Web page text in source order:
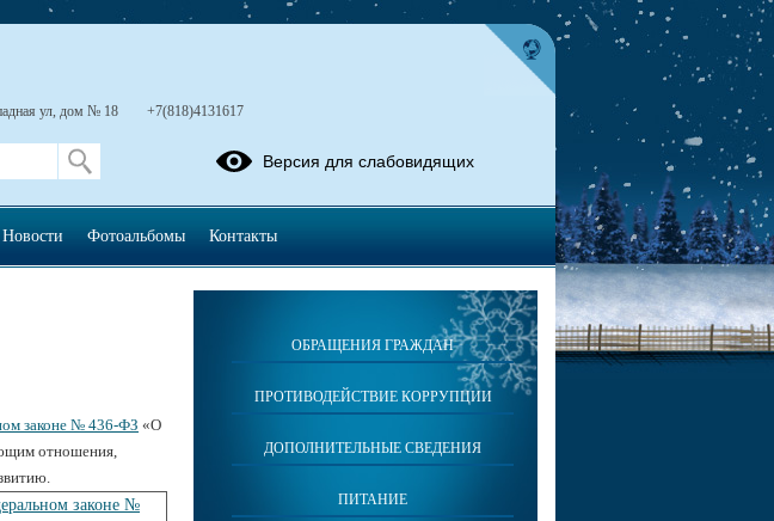
законе № 436-ФЗ «О
отношения,
законе №
ОБРАЩЕНИЯ ГРАЖДАН
ПРОТИВОДЕЙСТВИЕ КОРРУПЦИИ
ДОПОЛНИТЕЛЬНЫЕ СВЕДЕНИЯ
ПИТАНИЕ
ул, дом № 18 +7(818)4131617
Версия для слабовидящих
Новости Фотоальбомы Контакты